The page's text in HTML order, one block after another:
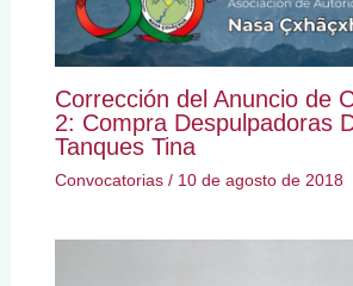
Corrección del Anuncio de
2: Compra Despulpadoras
Tanques Tina
Convocatorias/ 10 de agosto de 2018